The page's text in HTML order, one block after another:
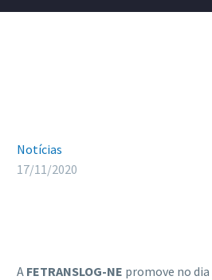
Notícias
17/11/2020
A FETRANSLOG-NE promove no dia